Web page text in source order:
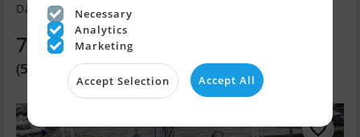
Dänemark
7.370 EUR
(55.000 DKK)
Necessary
Analytics
Marketing
Accept Selection Accept All